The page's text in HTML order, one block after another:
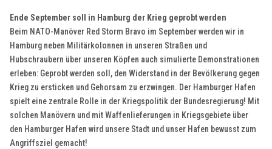
Ende September soll in Hamburg der Krieg geprobt werden
Beim NATO-Manöver Red Storm Bravo im September werden wir in
Hamburg neben Militärkolonnen in unseren Straßen und
Hubschraubern über unseren Köpfen auch simulierte Demonstrationen
erleben: Geprobt werden soll, den Widerstand in der Bevölkerung gegen
Krieg zu ersticken und Gehorsam zu erzwingen. Der Hamburger Hafen
spielt eine zentrale Rolle in der Kriegspolitik der Bundesregierung! Mit
solchen Manövern und mit Waffenlieferungen in Kriegsgebiete über
den Hamburger Hafen wird unsere Stadt und unser Hafen bewusst zum
Angriffsziel gemacht!